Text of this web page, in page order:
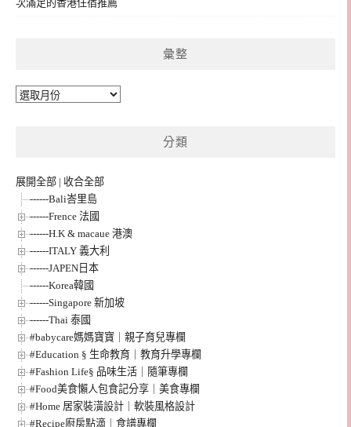
次滿足的香港住宿推薦
彙整
彙
分類
展開全部 | 收合全部
------Bali峇里島
------Frence 法國
------H.K & macaue 港澳
------ITALY 義大利
------JAPEN日本
------Korea韓國
------Singapore 新加坡
------Thai 泰國
#babycare媽媽寶寶｜親子育兒專欄
#Education § 生命教育｜教育升學專欄
#Fashion Life§ 品味生活｜隨筆專欄
#Food美食懶人包食記分享｜美食專欄
#Home 居家裝潢設計｜軟裝風格設計
#Recipe廚房點滴｜食譜專欄